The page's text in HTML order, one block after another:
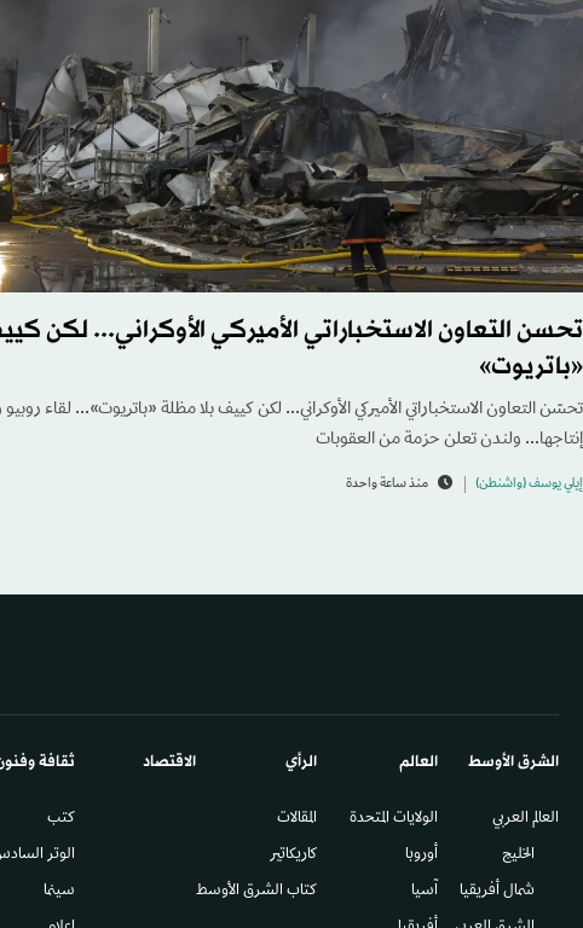
تحسن التعاون الاستخباراتي الأميركي الأوكراني... لكن
«باتريوت»
تحسّن التعاون الاستخباراتي الأميركي الأوكراني... لكن كييف بلا مظلة «باتريوت»... لقاء
إنتاجها... ولندن تعلن حزمة من العقوبات
إيلي يوسف (واشنطن) منذ ساعة واحدة
الشرق الأوسط​
العالم العربي
الخليج
شمال أفريقيا
العالم
الولايات المتحدة
أوروبا
آسيا
الرأي
المقالات
كاريكاتير
كتاب الشرق الأوسط
الاقتصاد ثقافة
كتب
الوتر
سينما